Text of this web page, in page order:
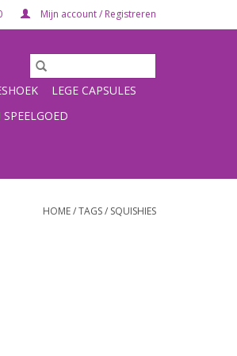
Mijn account / Registreren
LEGE CAPSULES
HOME/TAGS/ SQUISHIES